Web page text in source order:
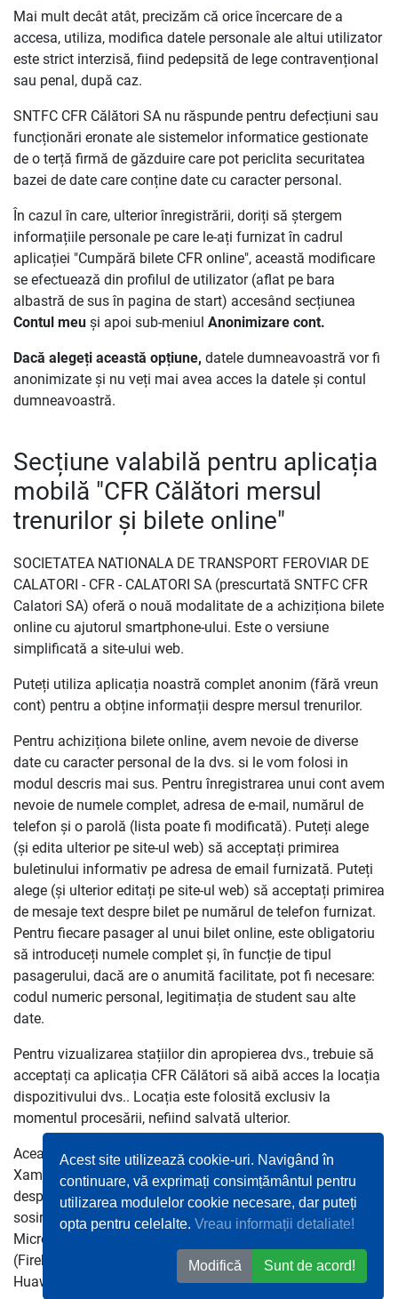
Acest site utilizează cookie-uri. Navigând în
continuare, vă exprimați consimțământul pentru
utilizarea modulelor cookie necesare, dar puteți
opta pentru celelalte.Vreau informații detaliate!
Modifică Sunt de acord!
Mai mult decât atât, precizăm că orice încercare de a
accesa, utiliza, modifica datele personale ale altui utilizator
este strict interzisă, fiind pedepsită de lege contravențional
sau penal, după caz.
SNTFC CFR Călători SA nu răspunde pentru defecțiuni sau
funcționări eronate ale sistemelor informatice gestionate
de o terță firmă de găzduire care pot periclita securitatea
bazei de date care conține date cu caracter personal.
În cazul în care, ulterior înregistrării, doriți să ștergem
informațiile personale pe care le-ați furnizat în cadrul
aplicației "Cumpără bilete CFR online", această modificare
se efectuează din profilul de utilizator (aflat pe bara
albastră de sus în pagina de start) accesând secțiunea
Contul meu și apoi sub-meniul Anonimizare cont.
Dacă alegeți această opțiune, datele dumneavoastră vor fi
anonimizate și nu veți mai avea acces la datele și contul
dumneavoastră.
Secțiune valabilă pentru aplicația
mobilă "CFR Călători mersul
trenurilor și bilete online"
SOCIETATEA NATIONALA DE TRANSPORT FEROVIAR DE
CALATORI - CFR - CALATORI SA (prescurtată SNTFC CFR
Calatori SA) oferă o nouă modalitate de a achiziționa bilete
online cu ajutorul smartphone-ului. Este o versiune
simplificată a site-ului web.
Puteți utiliza aplicația noastră complet anonim (fără vreun
cont) pentru a obține informații despre mersul trenurilor.
Pentru achiziționa bilete online, avem nevoie de diverse
date cu caracter personal de la dvs. si le vom folosi in
modul descris mai sus. Pentru înregistrarea unui cont avem
nevoie de numele complet, adresa de e-mail, numărul de
telefon și o parolă (lista poate fi modificată). Puteți alege
(și edita ulterior pe site-ul web) să acceptați primirea
buletinului informativ pe adresa de email furnizată. Puteți
alege (și ulterior editați pe site-ul web) să acceptați primirea
de mesaje text despre bilet pe numărul de telefon furnizat.
Pentru fiecare pasager al unui bilet online, este obligatoriu
să introduceți numele complet și, în funcție de tipul
pasagerului, dacă are o anumită facilitate, pot fi necesare:
codul numeric personal, legitimația de student sau alte
date.
Pentru vizualizarea stațiilor din apropierea dvs., trebuie să
acceptați ca aplicația CFR Călători să aibă acces la locația
dispozitivului dvs.. Locația este folosită exclusiv la
momentul procesării, nefiind salvată ulterior.
Această aplicație este construită folosind tehnologia
Xamarin, furnizată de Microsoft. Pentru a trimite notificări
despre biletul dvs. (memento despre plecare și despre
sosire), folosim câteva servicii de la terți, cum ar fi
Microsoft Azure Notifications Hub, Google Play Services
(Firebase, Dagger), Apple Push Notifications Service sau
Huawei Mobile Services (Push Kit), în funcție de platformă.